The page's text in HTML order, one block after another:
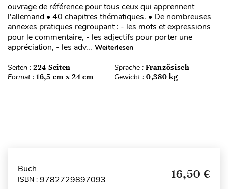
ouvrage de référence pour tous ceux qui apprennent
l'allemand • 40 chapitres thématiques. • De nombreuses
annexes pratiques regroupant : - les mots et expressions
pour le commentaire, - les adjectifs pour porter une
appréciation, - les adv... Weiterlesen
Seiten : 224 Seiten Sprache : Französisch
Format : 16,5 cm x 24 cm Gewicht : 0,380 kg
Buch
ISBN : 9782729897093 16,50 €